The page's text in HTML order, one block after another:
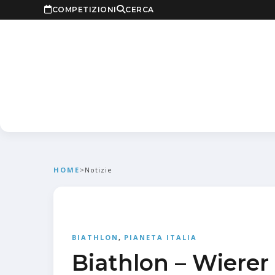
COMPETIZIONI CERCA
HOME > Notizie
BIATHLON , PIANETA ITALIA
Biathlon – Wierer